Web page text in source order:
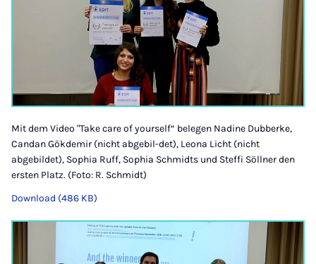
Mit dem Video "Take care of yourself“ belegen Nadine Dubberke,
Candan Gökdemir (nicht abgebil-det), Leona Licht (nicht
abgebildet), Sophia Ruff, Sophia Schmidts und Steffi Söllner den
ersten Platz. (Foto: R. Schmidt)
Download (486 KB)